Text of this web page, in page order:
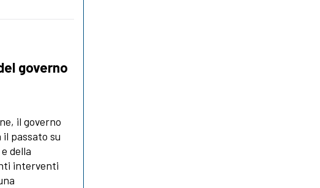
governo
il governo
passato su
della
interventi